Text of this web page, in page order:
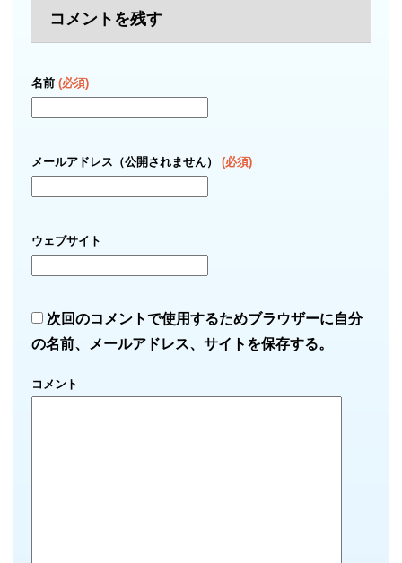
コメントを残す
名前 (必須)
メールアドレス（公開されません） (必須)
ウェブサイト
次回のコメントで使用するためブラウザーに自分
の名前、メールアドレス、サイトを保存する。
コメント